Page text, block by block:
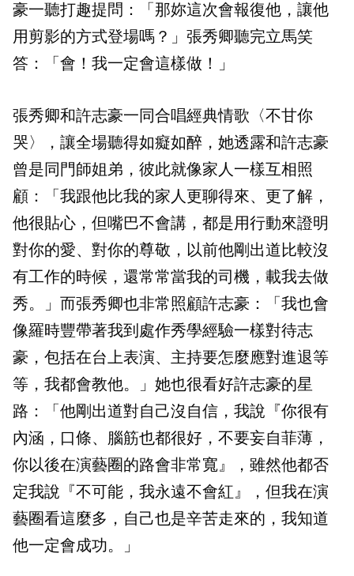
豪一聽打趣提問：「那妳這次會報復他，讓他
用剪影的方式登場嗎？」張秀卿聽完立馬笑
答：「會！我一定會這樣做！」
張秀卿和許志豪一同合唱經典情歌〈不甘你
哭〉，讓全場聽得如癡如醉，她透露和許志豪
曾是同門師姐弟，彼此就像家人一樣互相照
顧：「我跟他比我的家人更聊得來、更了解，
他很貼心，但嘴巴不會講，都是用行動來證明
對你的愛、對你的尊敬，以前他剛出道比較沒
有工作的時候，還常常當我的司機，載我去做
秀。」而張秀卿也非常照顧許志豪：「我也會
像羅時豐帶著我到處作秀學經驗一樣對待志
豪，包括在台上表演、主持要怎麼應對進退等
等，我都會教他。」她也很看好許志豪的星
路：「他剛出道對自己沒自信，我說『你很有
內涵，口條、腦筋也都很好，不要妄自菲薄，
你以後在演藝圈的路會非常寬』，雖然他都否
定我說『不可能，我永遠不會紅』，但我在演
藝圈看這麼多，自己也是辛苦走來的，我知道
他一定會成功。」